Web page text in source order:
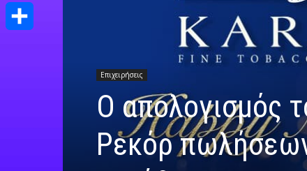
Επιχειρήσεις
Ο απολογισμός
Ρεκόρ
Print